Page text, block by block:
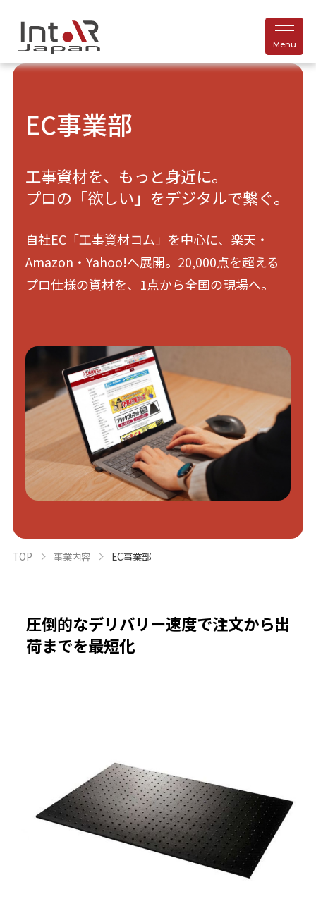
EC事業部
工事資材を、もっと身近に。
プロの「欲しい」をデジタルで繋ぐ。
自社EC「工事資材コム」を中心に、楽天・
Amazon・Yahoo!へ展開。20,000点を超える
プロ仕様の資材を、1点から全国の現場へ。
TOP 事業内容 EC事業部
圧倒的なデリバリー速度で注文から出
荷までを最短化